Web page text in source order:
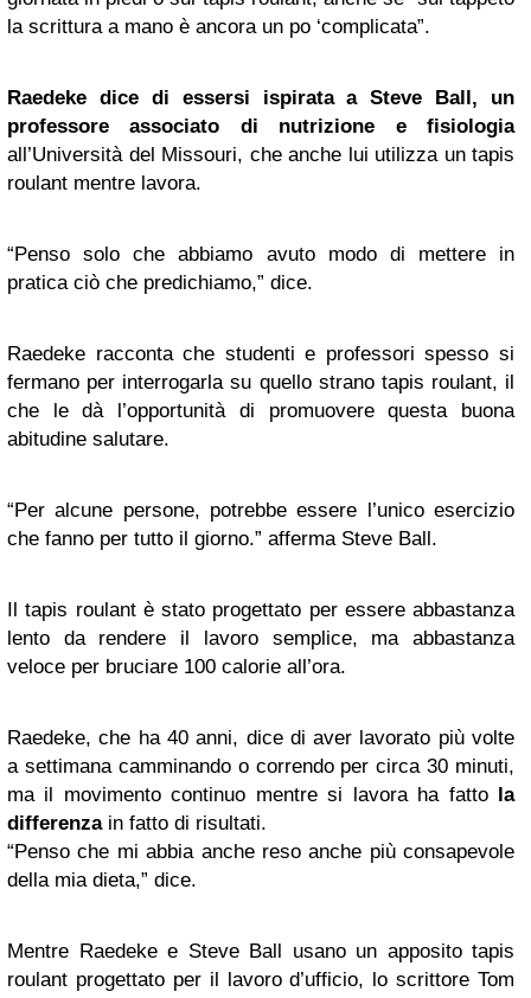
la scrittura a mano è ancora un po ‘complicata”.
Raedeke dice di essersi ispirata a Steve Ball, un
professore associato di nutrizione e fisiologia
all’Università del Missouri, che anche lui utilizza un tapis
roulant mentre lavora.
“Penso solo che abbiamo avuto modo di mettere in
pratica ciò che predichiamo,” dice.
Raedeke racconta che studenti e professori spesso si
fermano per interrogarla su quello strano tapis roulant, il
che le dà l’opportunità di promuovere questa buona
abitudine salutare.
“Per alcune persone, potrebbe essere l’unico esercizio
che fanno per tutto il giorno.” afferma Steve Ball.
Il tapis roulant è stato progettato per essere abbastanza
lento da rendere il lavoro semplice, ma abbastanza
veloce per bruciare 100 calorie all’ora.
Raedeke, che ha 40 anni, dice di aver lavorato più volte
a settimana camminando o correndo per circa 30 minuti,
ma il movimento continuo mentre si lavora ha fatto la
differenzain fatto di risultati.
“Penso che mi abbia anche reso anche più consapevole
della mia dieta,” dice.
Mentre Raedeke e Steve Ball usano un apposito tapis
roulant progettato per il lavoro d’ufficio, lo scrittore Tom